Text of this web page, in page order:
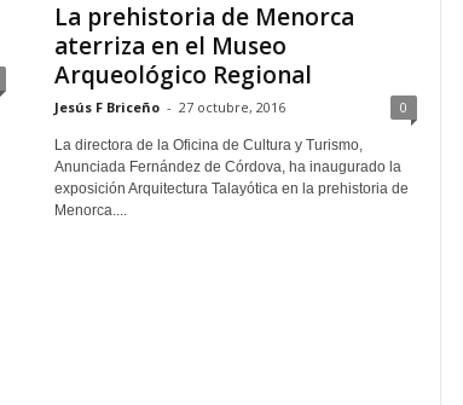
La prehistoria de Menorca
aterriza en el Museo
Arqueológico Regional
Jesús F Briceño - 27 octubre, 2016 0
La directora de la Oficina de Cultura y Turismo,
Anunciada Fernández de Córdova, ha inaugurado la
exposición Arquitectura Talayótica en la prehistoria de
Menorca....